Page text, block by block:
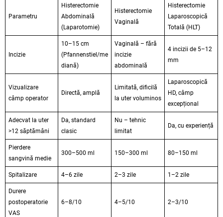
Parametru
Histerectomie
Abdominală
(Laparotomie)
Histerectomie
Vaginală
Histerectomie
Laparoscopică
Totală (HLT)
Incizie
10–15 cm
(Pfannenstiel/me
diană)
Vaginală – fără
incizie
abdominală
4 incizii de 5–12
mm
Vizualizare
câmp operator
Directă, amplă
Limitată, dificilă
la uter voluminos
Laparoscopică
HD, câmp
excepțional
Adecvat la uter
>12 săptămâni
Da, standard
clasic
Nu – tehnic
limitat
Da, cu experiență
Pierdere
sangvină medie
300–500 ml 150–300 ml 80–150 ml
Spitalizare 4–6 zile 2–3 zile 1–2 zile
Durere
postoperatorie
VAS
6–8/10 4–5/10 2–3/10